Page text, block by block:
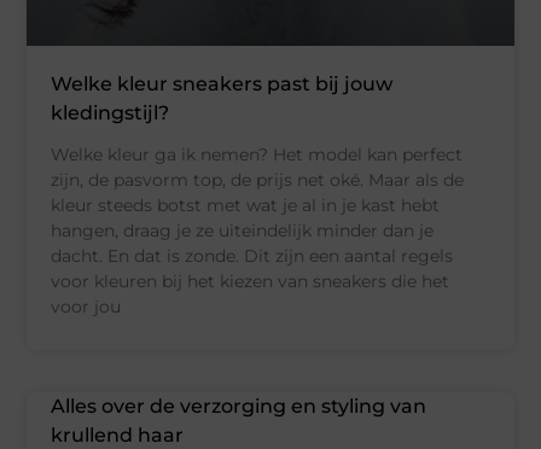
Welke kleur sneakers past bij jouw
kledingstijl?
Welke kleur ga ik nemen? Het model kan perfect
zijn, de pasvorm top, de prijs net oké. Maar als de
kleur steeds botst met wat je al in je kast hebt
hangen, draag je ze uiteindelijk minder dan je
dacht. En dat is zonde. Dit zijn een aantal regels
voor kleuren bij het kiezen van sneakers die het
voor jou
Alles over de verzorging en styling van
krullend haar